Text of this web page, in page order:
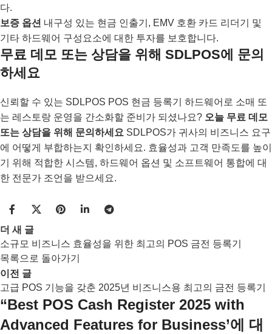
다.
보증 옵션 내구성 있는 현금 인출기, EMV 호환 카드 리더기 및
기타 하드웨어 구성요소에 대한 투자를 보호합니다.
무료 데모 또는 상담을 위해 SDLPOS에 문의
하세요
신뢰할 수 있는 SDLPOS POS 현금 등록기 하드웨어로 소매 또
는 레스토랑 운영을 간소화할 준비가 되셨나요? 오늘 무료 데모
또는 상담을 위해 문의하세요 SDLPOS가 귀사의 비즈니스 요구
에 어떻게 부합하는지 확인하세요. 효율성과 고객 만족도를 높이
기 위해 적합한 시스템, 하드웨어 옵션 및 소프트웨어 통합에 대
한 전문가 조언을 받으세요.
더 새 글
소규모 비즈니스 효율성을 위한 최고의 POS 금전 등록기
목록으로 돌아가기
이전 글
고급 POS 기능을 갖춘 2025년 비즈니스용 최고의 금전 등록기
“Best POS Cash Register 2025 with
Advanced Features for Business’에 대